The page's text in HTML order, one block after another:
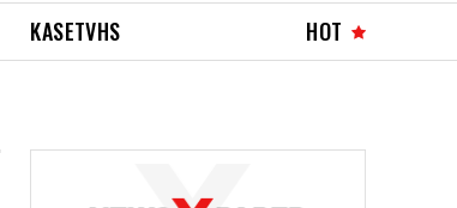
KASETVHS HOT